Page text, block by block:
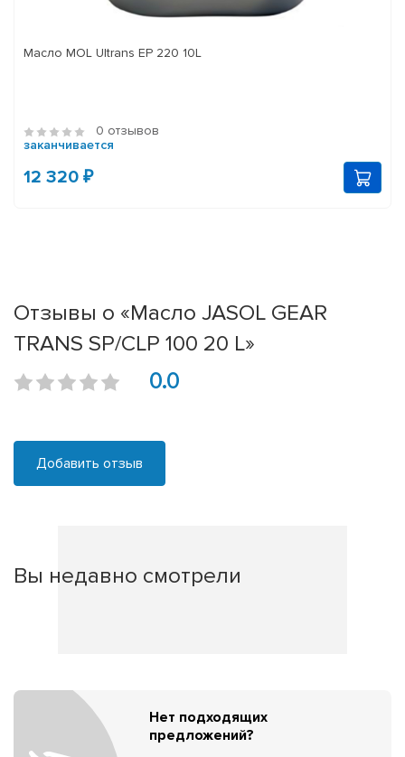
Масло MOL Ultrans EP 220 10L
0 отзывов
заканчивается
12 320 ₽
Отзывы о «Масло JASOL GEAR
TRANS SP/CLP 100 20 L»
0.0
Добавить отзыв
Вы недавно смотрели
Нет подходящих
предложений?